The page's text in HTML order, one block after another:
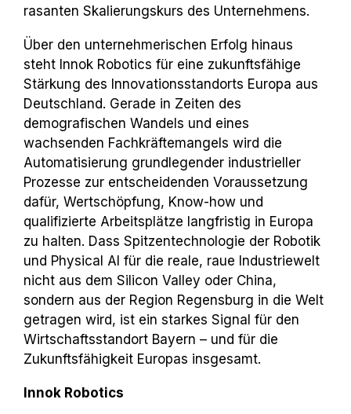
rasanten Skalierungskurs des Unternehmens.
Über den unternehmerischen Erfolg hinaus
steht Innok Robotics für eine zukunftsfähige
Stärkung des Innovationsstandorts Europa aus
Deutschland. Gerade in Zeiten des
demografischen Wandels und eines
wachsenden Fachkräftemangels wird die
Automatisierung grundlegender industrieller
Prozesse zur entscheidenden Voraussetzung
dafür, Wertschöpfung, Know-how und
qualifizierte Arbeitsplätze langfristig in Europa
zu halten. Dass Spitzentechnologie der Robotik
und Physical AI für die reale, raue Industriewelt
nicht aus dem Silicon Valley oder China,
sondern aus der Region Regensburg in die Welt
getragen wird, ist ein starkes Signal für den
Wirtschaftsstandort Bayern – und für die
Zukunftsfähigkeit Europas insgesamt.
Innok Robotics